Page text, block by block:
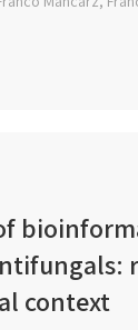
context